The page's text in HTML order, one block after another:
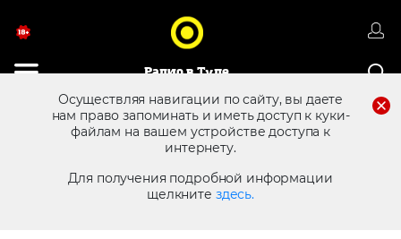
Радио в Туле
Осуществляя навигации по сайту, вы даете
нам право запоминать и иметь доступ к куки-
файлам на вашем устройстве доступа к
интернету.
Для получения подробной информации
щелкните здесь.
8 (4872) 250 470 Реклама в эфире